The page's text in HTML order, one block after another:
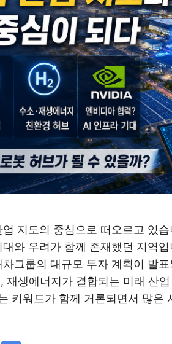
지도의 중심으로 떠오르고 있
와 우려가 함께 존재했던 지역
그룹의 대규모 투자 계획이 발
재생에너지가 결합되는 미래 산
키워드가 함께 거론되면서 많